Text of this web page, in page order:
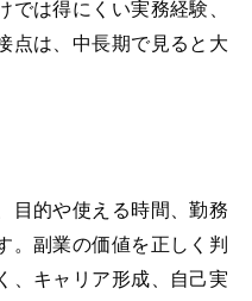
では得にくい実務経験、
点は、中長期で見ると大
目的や使える時間、勤務
。副業の価値を正しく判
、キャリア形成、自己実